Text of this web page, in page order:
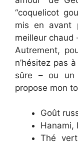
“coquelicot
mis en avant
meilleur chaud
Autrement,
n’hésitez pas
sûre – ou un
propose mon
Goût
Hanami,
Thé